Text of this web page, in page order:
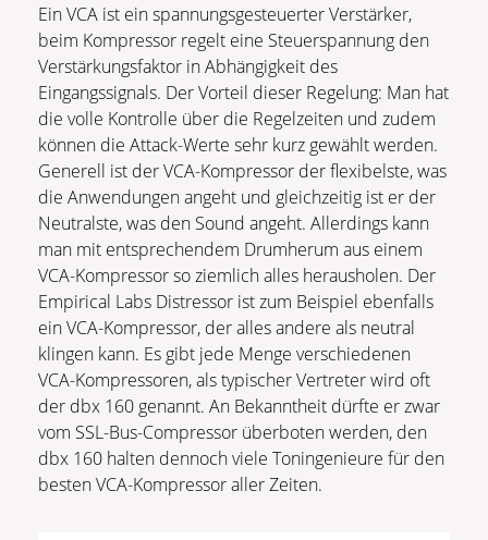
Ein VCA ist ein spannungsgesteuerter Verstärker,
beim Kompressor regelt eine Steuerspannung den
Verstärkungsfaktor in Abhängigkeit des
Eingangssignals. Der Vorteil dieser Regelung: Man hat
die volle Kontrolle über die Regelzeiten und zudem
können die Attack-Werte sehr kurz gewählt werden.
Generell ist der VCA-Kompressor der flexibelste, was
die Anwendungen angeht und gleichzeitig ist er der
Neutralste, was den Sound angeht. Allerdings kann
man mit entsprechendem Drumherum aus einem
VCA-Kompressor so ziemlich alles herausholen. Der
Empirical Labs Distressor ist zum Beispiel ebenfalls
ein VCA-Kompressor, der alles andere als neutral
klingen kann. Es gibt jede Menge verschiedenen
VCA-Kompressoren, als typischer Vertreter wird oft
der dbx 160 genannt. An Bekanntheit dürfte er zwar
vom SSL-Bus-Compressor überboten werden, den
dbx 160 halten dennoch viele Toningenieure für den
besten VCA-Kompressor aller Zeiten.